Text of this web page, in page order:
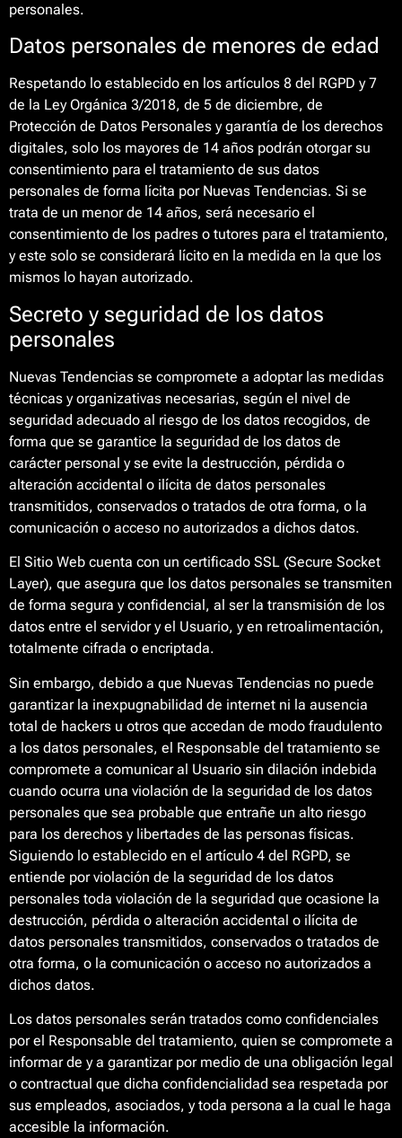
personales.
Datos personales de menores de edad
Respetando lo establecido en los artículos 8 del RGPD y 7
de la Ley Orgánica 3/2018, de 5 de diciembre, de
Protección de Datos Personales y garantía de los derechos
digitales, solo los mayores de 14 años podrán otorgar su
consentimiento para el tratamiento de sus datos
personales de forma lícita por Nuevas Tendencias. Si se
trata de un menor de 14 años, será necesario el
consentimiento de los padres o tutores para el tratamiento,
y este solo se considerará lícito en la medida en la que los
mismos lo hayan autorizado.
Secreto y seguridad de los datos
personales
Nuevas Tendencias se compromete a adoptar las medidas
técnicas y organizativas necesarias, según el nivel de
seguridad adecuado al riesgo de los datos recogidos, de
forma que se garantice la seguridad de los datos de
carácter personal y se evite la destrucción, pérdida o
alteración accidental o ilícita de datos personales
transmitidos, conservados o tratados de otra forma, o la
comunicación o acceso no autorizados a dichos datos.
El Sitio Web cuenta con un certificado SSL (Secure Socket
Layer), que asegura que los datos personales se transmiten
de forma segura y confidencial, al ser la transmisión de los
datos entre el servidor y el Usuario, y en retroalimentación,
totalmente cifrada o encriptada.
Sin embargo, debido a que Nuevas Tendencias no puede
garantizar la inexpugnabilidad de internet ni la ausencia
total de hackers u otros que accedan de modo fraudulento
a los datos personales, el Responsable del tratamiento se
compromete a comunicar al Usuario sin dilación indebida
cuando ocurra una violación de la seguridad de los datos
personales que sea probable que entrañe un alto riesgo
para los derechos y libertades de las personas físicas.
Siguiendo lo establecido en el artículo 4 del RGPD, se
entiende por violación de la seguridad de los datos
personales toda violación de la seguridad que ocasione la
destrucción, pérdida o alteración accidental o ilícita de
datos personales transmitidos, conservados o tratados de
otra forma, o la comunicación o acceso no autorizados a
dichos datos.
Los datos personales serán tratados como confidenciales
por el Responsable del tratamiento, quien se compromete a
informar de y a garantizar por medio de una obligación legal
o contractual que dicha confidencialidad sea respetada por
sus empleados, asociados, y toda persona a la cual le haga
accesible la información.